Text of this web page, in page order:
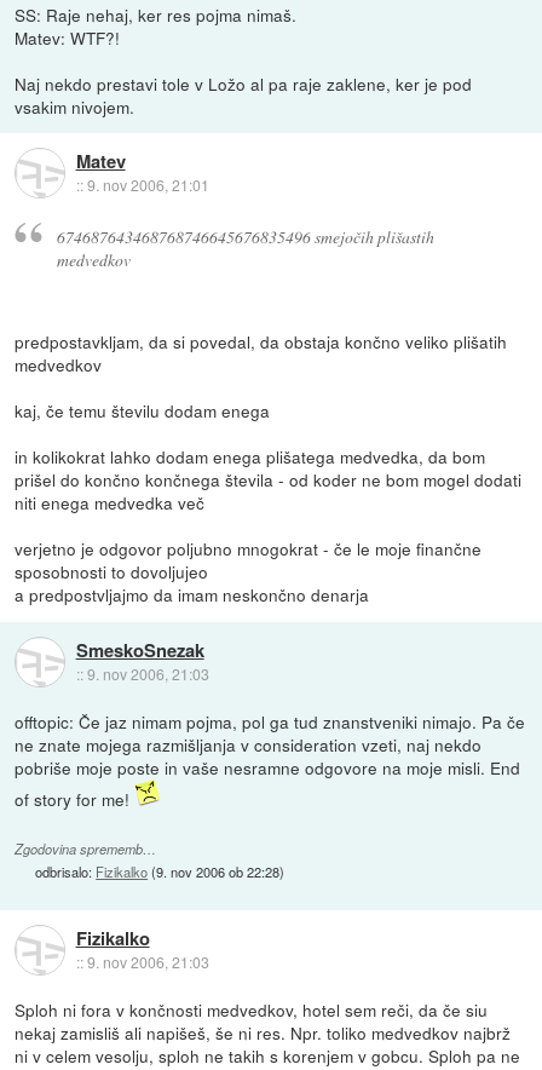
SS: Raje nehaj, ker res pojma nimaš.
Matev: WTF?!
Naj nekdo prestavi tole v Ložo al pa raje zaklene, ker je pod
vsakim nivojem.
Matev
::9. nov 2006, 21:01
674687643468768746645676835496 smejočih plišastih
medvedkov
predpostavkljam, da si povedal, da obstaja končno veliko plišatih
medvedkov
kaj, če temu številu dodam enega
in kolikokrat lahko dodam enega plišatega medvedka, da bom
prišel do končno končnega števila - od koder ne bom mogel dodati
niti enega medvedka več
verjetno je odgovor poljubno mnogokrat - če le moje finančne
sposobnosti to dovoljujeo
a predpostvljajmo da imam neskončno denarja
SmeskoSnezak
::9. nov 2006, 21:03
offtopic: Če jaz nimam pojma, pol ga tud znanstveniki nimajo. Pa če
ne znate mojega razmišljanja v consideration vzeti, naj nekdo
pobriše moje poste in vaše nesramne odgovore na moje misli. End
of story for me!
Zgodovina sprememb…
odbrisalo: Fizikalko(9. nov 2006 ob 22:28)
Fizikalko
::9. nov 2006, 21:03
Sploh ni fora v končnosti medvedkov, hotel sem reči, da če siu
nekaj zamisliš ali napišeš, še ni res. Npr. toliko medvedkov najbrž
ni v celem vesolju, sploh ne takih s korenjem v gobcu. Sploh pa ne